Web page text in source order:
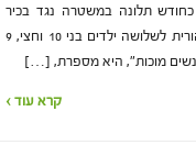
בת 36, הגישה לפני כחודש תלונה במשטרה נגד בכיר
בעמותה בעיר בגין הטרדה. המתלוננת היא אם חד הורית לשלושה ילדים בני 10 וחצי, 9
מוכות", היא מספרת, […]
קרא עוד ›